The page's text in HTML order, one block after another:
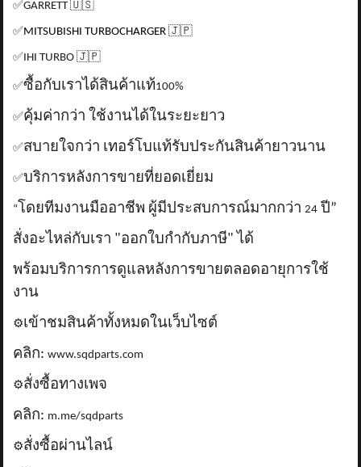
✅GARRETT🇺🇸
✅ MITSUBISHI TURBOCHARGER 🇯🇵
✅ IHI TURBO🇯🇵
✅ซื้อกับเราได้สินค้าแท้100%
✅คุ้มค่ากว่า ใช้งานได้ในระยะยาว
✅สบายใจกว่า เทอร์โบแท้รับประกันสินค้ายาวนาน
✅บริการหลังการขายที่ยอดเยี่ยม
“ โดยทีมงานมืออาชีพ ผู้มีประสบการณ์มากกว่า24 ปี”
สั่งอะไหล่กับเรา "ออกใบกำกับภาษี" ได้
พร้อมบริการการดูแลหลังการขายตลอดอายุการใช้
งาน
⚙️เข้าชมสินค้าทั้งหมดในเว็บไซต์
คลิก:www.sqdparts.com
⚙️สั่งซื้อทางเพจ
คลิก: m.me/sqdparts
⚙️สั่งซื้อผ่านไลน์